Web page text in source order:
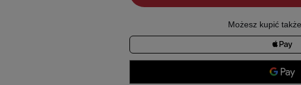
Możesz kupić